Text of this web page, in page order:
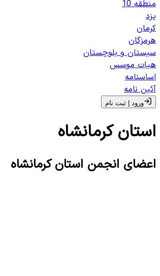
منطقه 10
یزد
کرمان
هرمزگان
سیستان و بلوچستان
هیات موسس
اساسنامه
آئین نامه
ورود | ثبت‌ نام
استانکرمانشاه
اعضای انجمن استانکرمانشاه